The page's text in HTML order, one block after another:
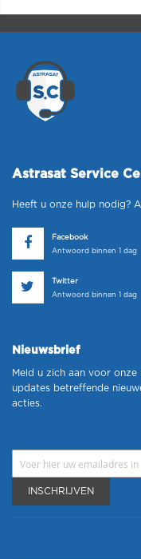
Astrasat Service
Heeft u onze hulp nodig?
Facebook
Antwoord binnen 1 dag
Twitter
Antwoord binnen 1 dag
Nieuwsbrief
Meld u zich aan voor
updates betreffende
acties.
INSCHRIJVEN